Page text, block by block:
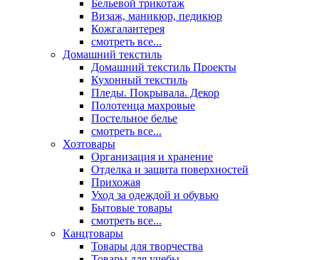
Бельевой трикотаж
Визаж, маникюр, педикюр
Кожгалантерея
смотреть все...
Домашний текстиль
Домашний текстиль Проекты
Кухонный текстиль
Пледы. Покрывала. Декор
Полотенца махровые
Постельное белье
смотреть все...
Хозтовары
Организация и хранение
Отделка и защита поверхностей
Прихожая
Уход за одеждой и обувью
Бытовые товары
смотреть все...
Канцтовары
Товары для творчества